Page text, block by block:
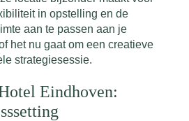
in opstelling en de
aan te passen aan je
het nu gaat om een creatieve
strategiesessie.
Eindhoven: